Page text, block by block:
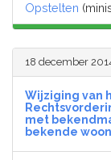
Opstelten
18 december
Wijziging van
met
bekende